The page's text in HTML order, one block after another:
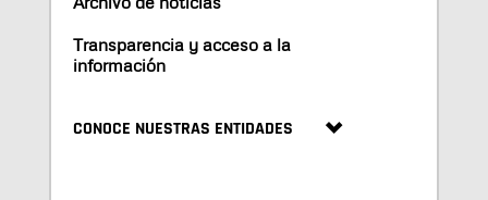
Transparencia y acceso a la
información
CONOCE NUESTRAS ENTIDADES